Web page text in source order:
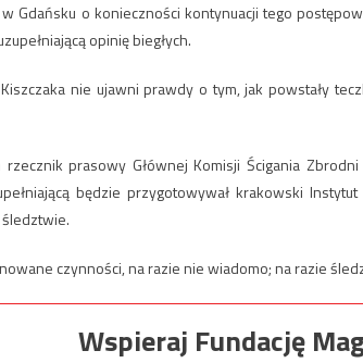
Gdańsku o konieczności kontynuacji tego
opinię biegłych.
Kiszczaka nie ujawni prawdy o tym, jak powstały
rzecznik prasowy Głównej Komisji Ścigania
będzie przygotowywał krakowski
czynności, na razie nie wiadomo; na razie
Wspieraj Fundację